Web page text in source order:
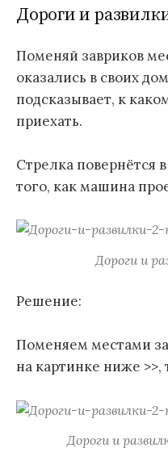
Дороги и
Поменяй завриков
оказались в своих
подсказывает, к
приехать.
Стрелка повернётся
того, как машина
Дороги и
Решение:
Поменяем местами
на картинке ниже >>,
Дороги и